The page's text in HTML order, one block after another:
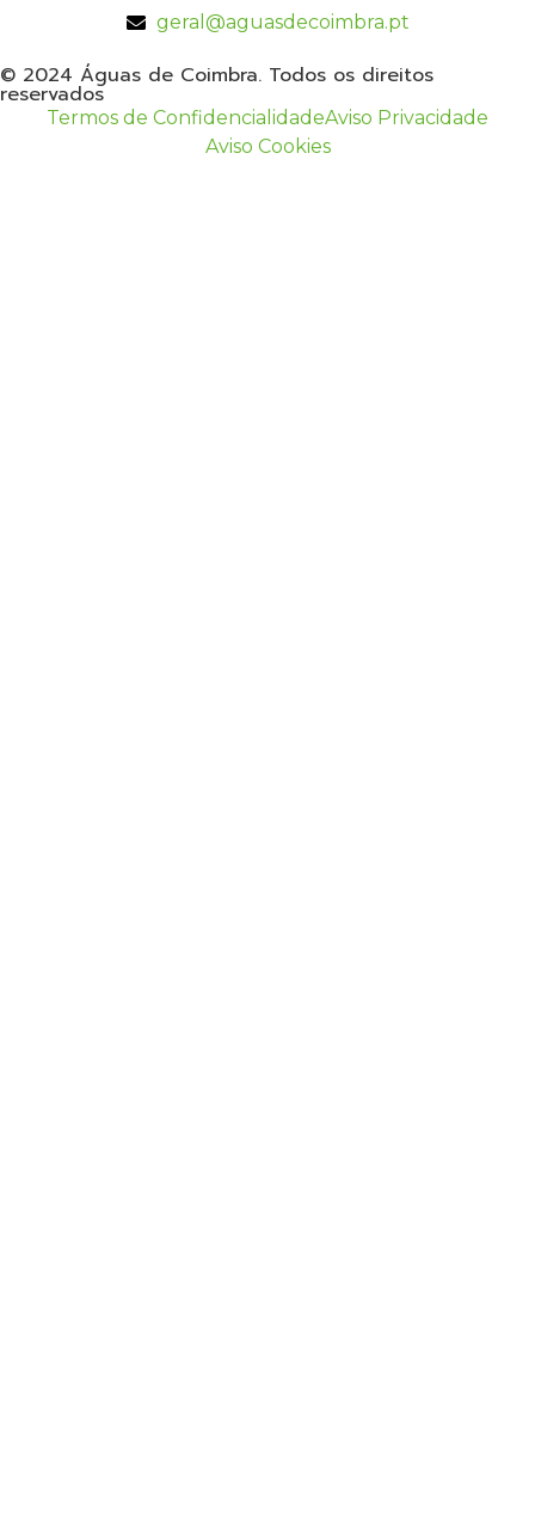
geral@aguasdecoimbra.pt
© 2024 Águas de Coimbra. Todos os direitos
reservados
Termos de ConfidencialidadeAviso Privacidade
Aviso Cookies